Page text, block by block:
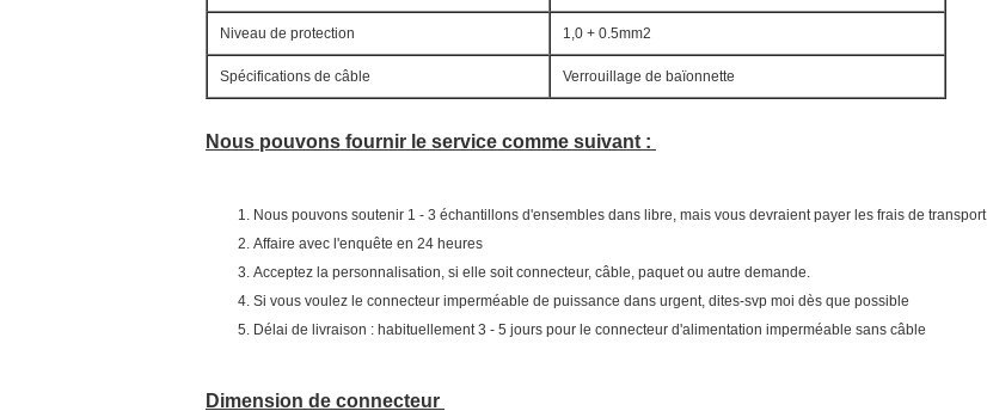
Niveau de protection 1,0 + 0.5mm2
Spécifications de câble Verrouillage de baïonnette
Nous pouvons fournir le service comme suivant :
Nous pouvons soutenir 1 - 3 échantillons d'ensembles dans libre, mais vous devraient payer les frais de transport
Affaire avec l'enquête en 24 heures
Acceptez la personnalisation, si elle soit connecteur, câble, paquet ou autre demande.
Si vous voulez le connecteur imperméable de puissance dans urgent, dites-svp moi dès que possible
Délai de livraison : habituellement 3 - 5 jours pour le connecteur d'alimentation imperméable sans câble
Dimension de connecteur